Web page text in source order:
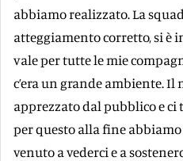
abbiamo realizzato. La
atteggiamento corretto, si è
vale per tutte le mie
c’era un grande ambiente.
apprezzato dal pubblico e
per questo alla fine
venuto a vederci e a